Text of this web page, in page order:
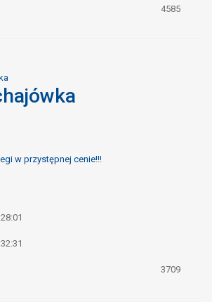
4585
w przystępnej cenie!!!
3709